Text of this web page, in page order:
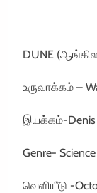
DUNE (
உருவாக்கம் –
இயக்கம்-
Genre-
வெளியீடு -